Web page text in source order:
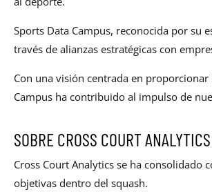
Sports Data Campus, reconocida por su
través de alianzas estratégicas con
Con una visión centrada en
Campus ha contribuido al impulso de
SOBRE CROSS COURT ANALYTICS
Cross Court Analytics se ha consolidado
objetivas dentro del squash.